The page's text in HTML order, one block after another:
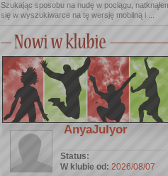
Szukając sposobu na nudę w pociągu,
się w wyszukiwarce na tę wersję mobilną i ...
AnyaJulyor
Status:
W klubie od: 2026/08/07